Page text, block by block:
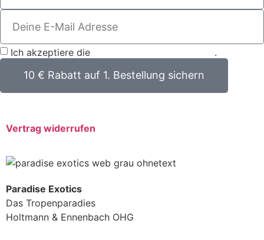
Ich akzeptiere die .
10 € Rabatt auf 1. Bestellung sichern
Vertrag widerrufen
Paradise Exotics
Das Tropenparadies
Holtmann & Ennenbach OHG